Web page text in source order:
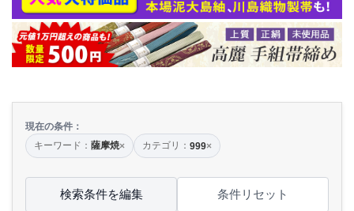
現在の条件：
キーワード： 薩摩焼× カテゴリ： 999×
検索条件を編集 条件リセット